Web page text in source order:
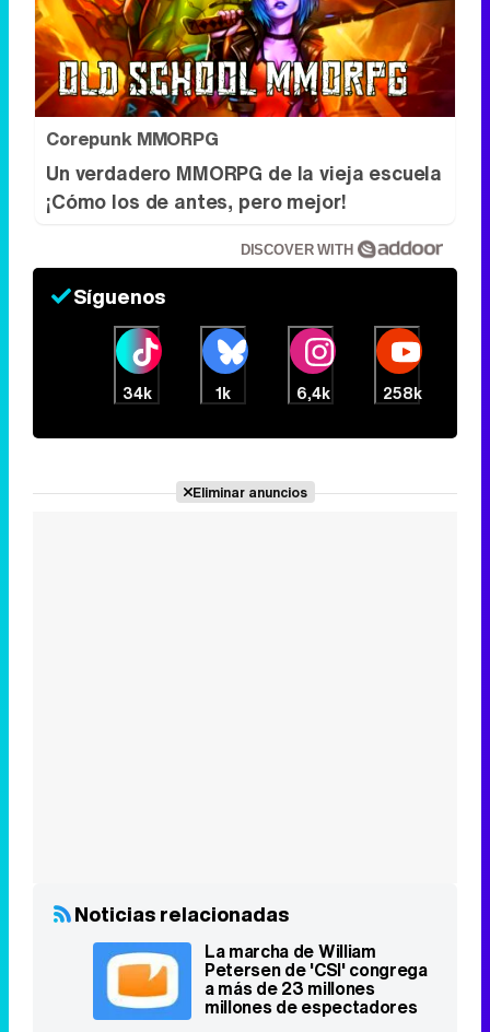
Corepunk MMORPG
Un verdadero MMORPG de la vieja escuela
¡Cómo los de antes, pero mejor!
DISCOVER WITH
Síguenos
34k 1k 6,4k 258k
Eliminar anuncios
Noticias relacionadas
La marcha de William
Petersen de 'CSI' congrega
a más de 23 millones
millones de espectadores